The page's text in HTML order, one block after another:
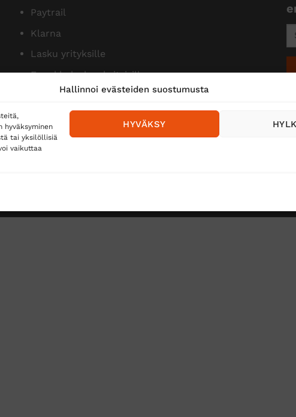
Hallinnoi evästeiden suostumusta
tai yksilöllisiä
vaikuttaa
HYVÄKSY
Paytrail
Klarna
Lasku yrityksille
Ennakkolasku yksityisille